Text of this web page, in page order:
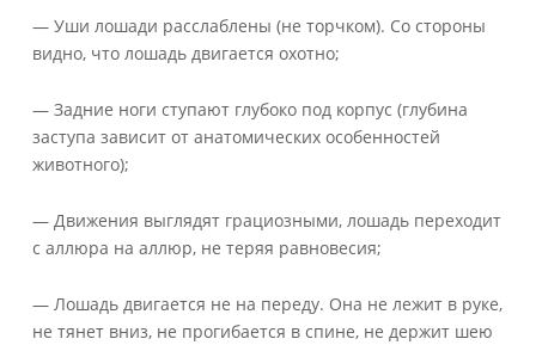
— Уши лошади расслаблены (не торчком). Со стороны
видно, что лошадь двигается охотно;
— Задние ноги ступают глубоко под корпус (глубина
заступа зависит от анатомических особенностей
животного);
— Движения выглядят грациозными, лошадь переходит
с аллюра на аллюр, не теряя равновесия;
— Лошадь двигается не на переду. Она не лежит в руке,
не тянет вниз, не прогибается в спине, не держит шею